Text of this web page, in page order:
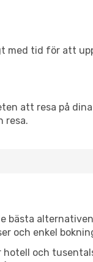
med tid för att
att resa på
resa.
bästa
och enkel
och